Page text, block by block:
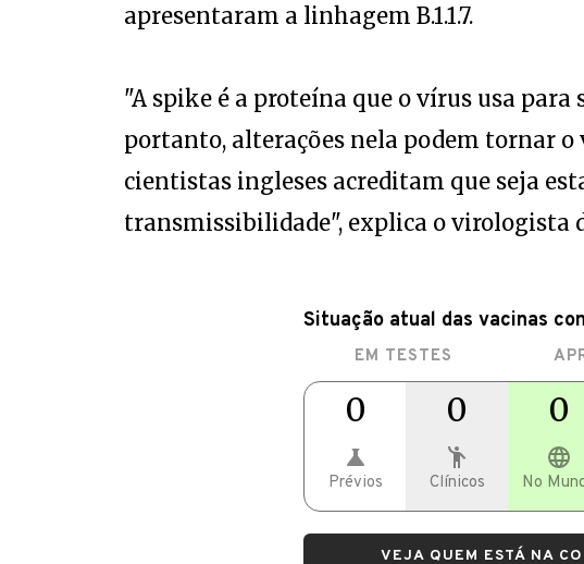
apresentaram a linhagem B.1.1.7.
"A spike é a proteína que o vírus usa para
portanto, alterações nela podem tornar o
cientistas ingleses acreditam que seja
transmissibilidade", explica o virologista
Situação atual das vacinas
EM TESTES
0
Prévios
0
Clínicos
0
No
VEJA QUEM ESTÁ NA